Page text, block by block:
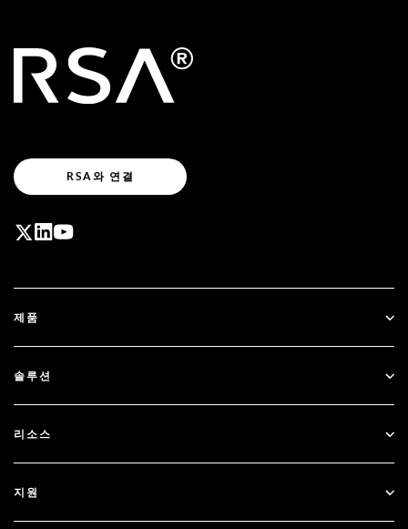
RSA와 연결
제품
SecurID
솔루션
다단계 인증
리소스
블로그
지원